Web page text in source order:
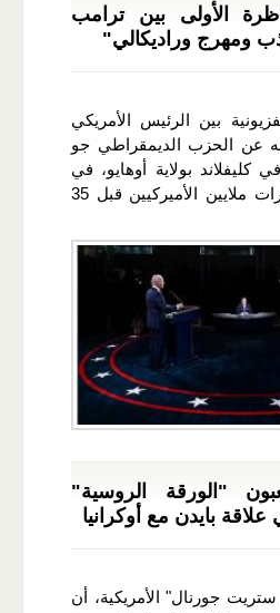
الأولى بين ترامب
ومهرج وراديكالي"
بين الرئيس الأمريكي
عن الحزب الديمقراطي جو
كليفلاند بولاية أوهايو، في
حدث يتطلّع إليه عشرات ملايين الأميركيين قبل 35
"الورقة الروسية"
بايدن مع أوكرانيا
جورنال" الأمريكية، أن